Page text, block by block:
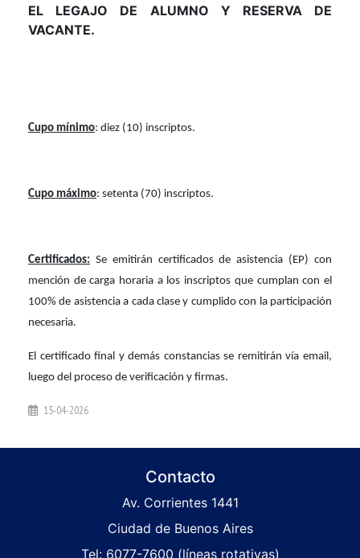
EL LEGAJO DE ALUMNO Y RESERVA DE
VACANTE.
Cupo mínimo: diez (10) inscriptos.
Cupo máximo: setenta (70) inscriptos.
Certificados: Se emitirán certificados de asistencia (EP) con
mención de carga horaria a los inscriptos que cumplan con el
100% de asistencia a cada clase y cumplido con la participación
necesaria.
El certificado final y demás constancias se remitirán vía email,
luego del proceso de verificación y firmas.
15-04-2026
Contacto
Av. Corrientes 1441
Ciudad de Buenos Aires
Tel: 6077-7600 (líneas rotativas)